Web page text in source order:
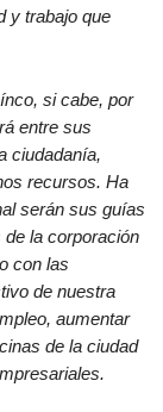
y trabajo que
si cabe, por
entre sus
ciudadanía,
recursos. Ha
serán sus guías
la corporación
con las
de nuestra
aumentar
de la ciudad